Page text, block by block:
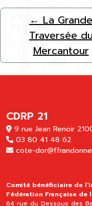
← La Grande
Traversée
Mercantour
CDRP 21
9 rue Jean Renoir
03 80 41 48 62
cote-
Comité bénéficiaire de
Fédération Française de
64 rue du Dessous des